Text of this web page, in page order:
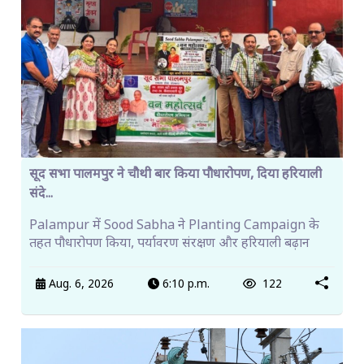
सूद सभा पालमपुर ने चौथी बार किया पौधारोपण, दिया हरियाली
संदे...
Palampur में Sood Sabha ने Planting Campaign के
तहत पौधारोपण किया, पर्यावरण संरक्षण और हरियाली बढ़ान
Aug. 6, 2026 6:10 p.m. 122